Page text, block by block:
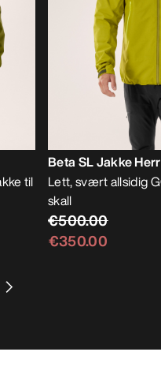
til
Beta SL Jakke
Lett, svært allsidig
skall
€500.00
€350.00